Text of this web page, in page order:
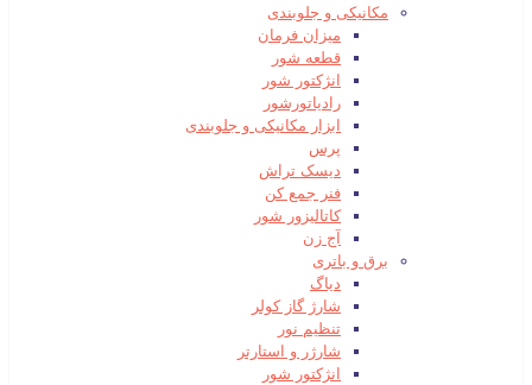
مکانیکی و جلوبندی
میزان فرمان
قطعه شور
انژکتور شور
رادیاتورشور
ابزار مکانیکی و جلوبندی
پرس
دیسک تراش
فنر جمع کن
کاتالیزور شور
آج زن
برق و باتری
دیاگ
شارژ گاز کولر
تنظیم نور
شارژر و استارتر
انژکتور شور